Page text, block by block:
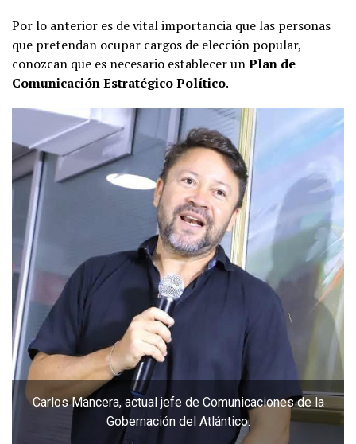
Por lo anterior es de vital importancia que las personas
que pretendan ocupar cargos de elección popular,
conozcan que es necesario establecer unPlan de
Comunicación Estratégico Político.
Carlos Mancera, actual jefe de Comunicaciones de la
Gobernación del Atlántico.